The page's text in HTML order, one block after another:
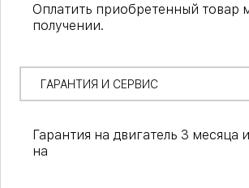
Оплатить приобретенный товар
получении.
ГАРАНТИЯ И СЕРВИС
Гарантия на двигатель 3 месяца
на